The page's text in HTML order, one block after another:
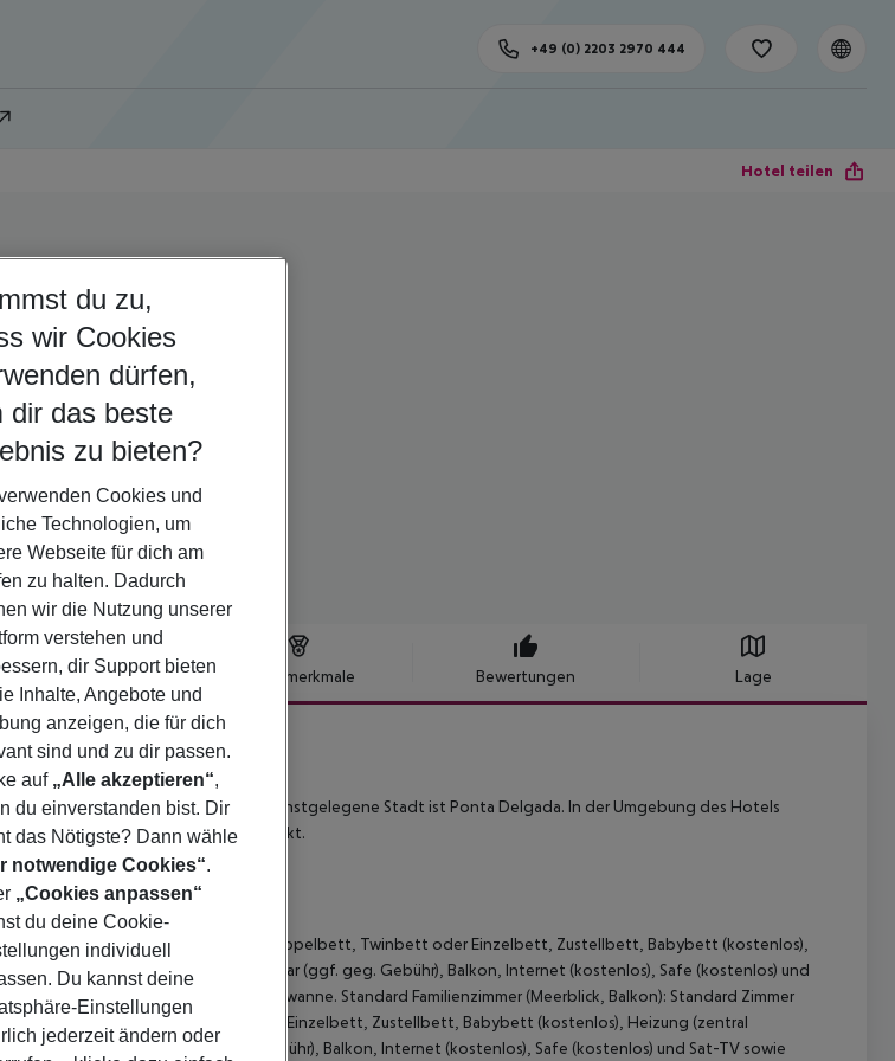
+49 (0) 2203 2970 444
Hotel teilen
Hotelmerkmale Bewertungen Lage
5
liegt das Hotel Azor Hotel. Die nächstgelegene Stadt ist Ponta Delgada. In der Umgebung des Hotels
und ein Supermarkt.
Balkon): Mit King-Size-Bett, Doppelbett, Twinbett oder Einzelbett, Zustellbett, Babybett (kostenlos),
(ggf. geg. Gebühr), Minibar (ggf. geg. Gebühr), Balkon, Internet (kostenlos), Safe (kostenlos) und
Klimaanlage. Badezimmer mit Badewanne. Standard Familienzimmer (Meerblick, Balkon): Standard Zimmer
Size-Bett, Doppelbett, Twinbett oder Einzelbett, Zustellbett, Babybett (kostenlos), Heizung (zentral
geg. Gebühr), Minibar (ggf. geg. Gebühr), Balkon, Internet (kostenlos), Safe (kostenlos) und Sat-TV sowie
du zu,
wir Cookies
dürfen,
dir das beste
zu bieten?
Cookies und
Technologien, um
Webseite für dich am
zu halten. Dadurch
wir die Nutzung unserer
verstehen und
dir Support bieten
Inhalte, Angebote und
anzeigen, die für dich
sind und zu dir passen.
auf „Alle akzeptieren“,
du einverstanden bist. Dir
das Nötigste? Dann wähle
notwendige Cookies“.
„Cookies anpassen“
du deine Cookie-
individuell
Du kannst deine
Einstellungen
jederzeit ändern oder